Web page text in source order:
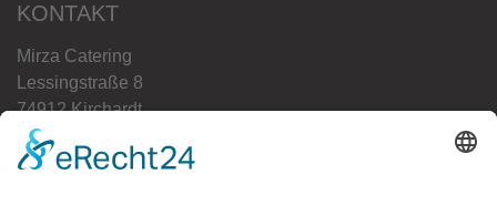
KONTAKT
Mirza Catering
Lessingstraße 8
74912 Kirchardt
Tel.:+49 (0) 1514 617 4615